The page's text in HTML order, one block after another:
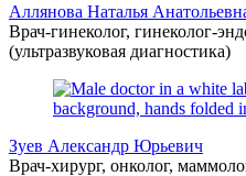
Аллянова Наталья
Врач-гинеколог, гинеколог-
(ультразвуковая диагностика)
Зуев Александр Юрьевич
Врач-хирург, онколог,